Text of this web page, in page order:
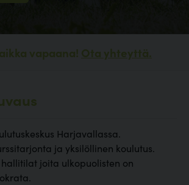
vapaana! Ota yhteyttä.
Harjavallassa.
ja yksilöllinen koulutus.
joita ulkopuolisten on